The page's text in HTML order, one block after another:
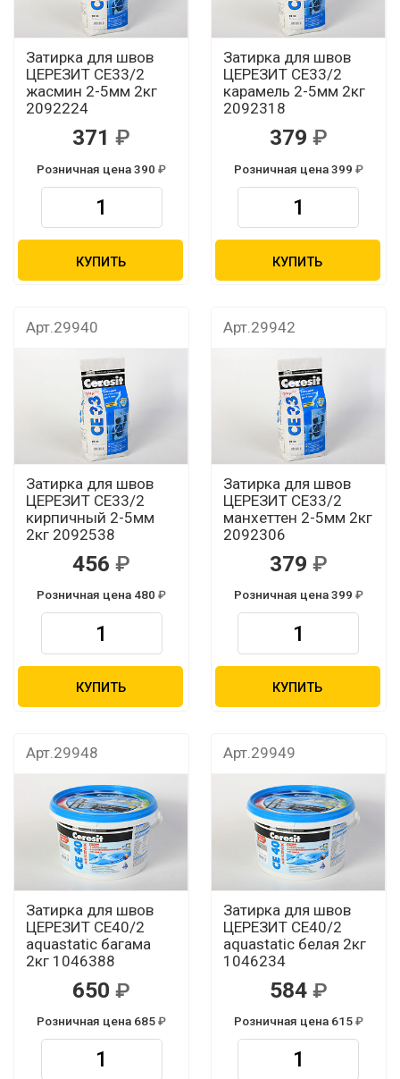
Затирка для швов
ЦЕРЕЗИТ CЕ33/2
жасмин 2-5мм 2кг
2092224
371
Розничная цена 390
КУПИТЬ
Затирка для швов
ЦЕРЕЗИТ CЕ33/2
карамель 2-5мм 2кг
2092318
379
Розничная цена 399
КУПИТЬ
Арт.29940
Затирка для швов
ЦЕРЕЗИТ CЕ33/2
кирпичный 2-5мм
2кг 2092538
456
Розничная цена 480
КУПИТЬ
Арт.29942
Затирка для швов
ЦЕРЕЗИТ CЕ33/2
манхеттен 2-5мм 2кг
2092306
379
Розничная цена 399
КУПИТЬ
Арт.29948
Затирка для швов
ЦЕРЕЗИТ CЕ40/2
aquastatic багама
2кг 1046388
650
Розничная цена 685
Арт.29949
Затирка для швов
ЦЕРЕЗИТ CЕ40/2
aquastatic белая 2кг
1046234
584
Розничная цена 615